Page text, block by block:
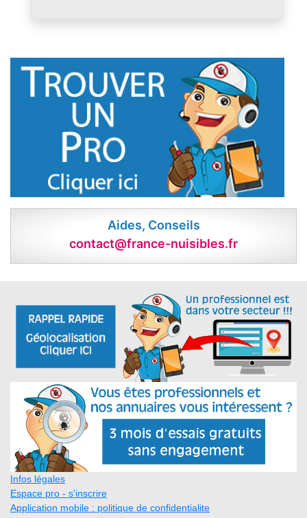
Aides, Conseils
contact@france-nuisibles.fr
Infos légales
Espace pro - s'inscrire
Application mobile : politique de confidentialite